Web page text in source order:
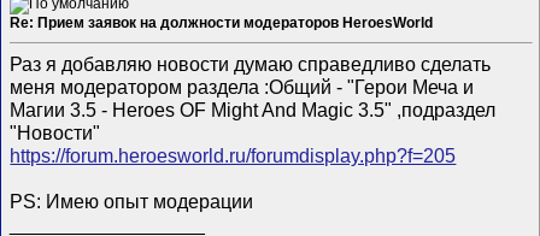
Re: Прием заявок на должности модераторов HeroesWorld
Раз я добавляю новости думаю справедливо сделать
меня модератором раздела :Общий - "Герои Меча и
Магии 3.5 - Heroes OF Might And Magic 3.5" ,подраздел
"Новости"
https://forum.heroesworld.ru/forumdisplay.php?f=205
PS: Имею опыт модерации